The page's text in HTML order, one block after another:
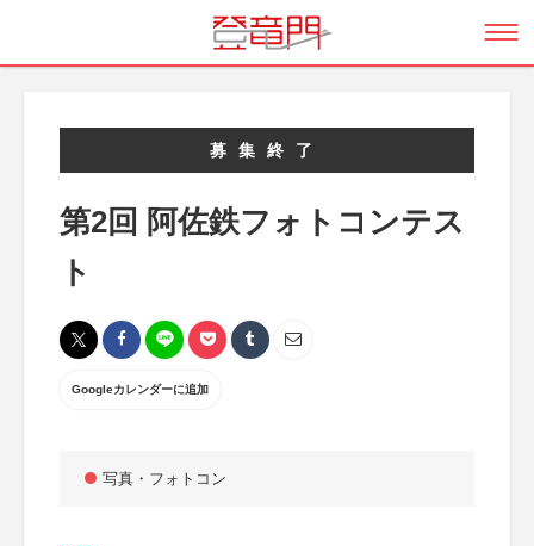
募集終了
第2回 阿佐鉄フォトコンテス
ト
Googleカレンダーに追加
写真・フォトコン